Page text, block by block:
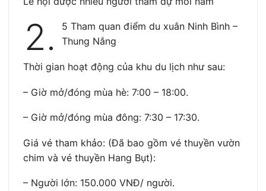
2.
5 Tham quan điểm du xuân Ninh Bình –
Thung Nắng
Thời gian hoạt động của khu du lịch như sau:
– Giờ mở/đóng mùa hè: 7:00 – 18:00.
– Giờ mở/đóng mùa đông: 7:30 – 17:30.
Giá vé tham khảo: (Đã bao gồm vé thuyền vườn
chim và vé thuyền Hang Bụt):
– Người lớn: 150.000 VNĐ/ người.